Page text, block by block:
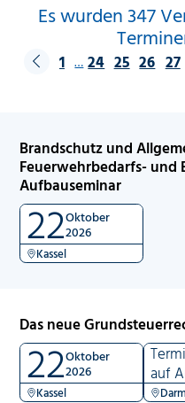
Es wurden 347
1 … 24 25 26 27
Brandschutz und
Feuerwehrbedarfs-
Aufbauseminar
22Oktober
2026
Kassel
Das neue
22Oktober
2026
Kassel
auf